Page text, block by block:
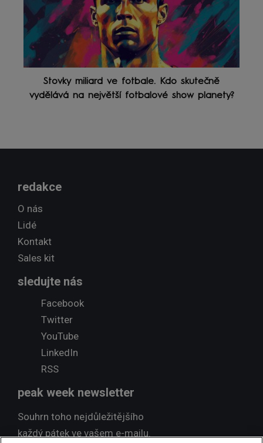
Stovky miliard ve fotbale. Kdo skutečně
vydělává na největší fotbalové show planety?
redakce
O nás
Lidé
Kontakt
Sales kit
sledujte nás
Facebook
Twitter
YouTube
LinkedIn
RSS
peak week newsletter
Souhrn toho nejdůležitějšího
každý pátek ve vašem e-mailu.